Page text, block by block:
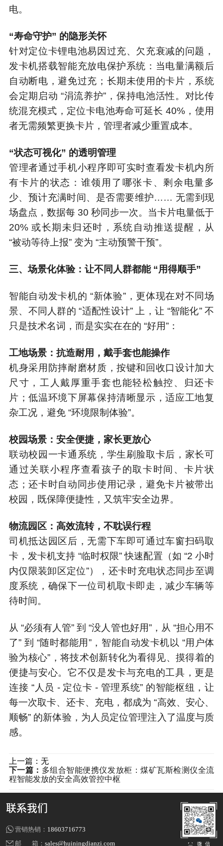
电。
“寿命守护” 的隐形关怀
针对定位卡锂电池易因过充、欠充衰减的问题，
发卡机搭载智能充放电保护系统：当电量满额后
自动断电，避免过充；长期未使用的卡片，系统
会定期启动 “涓流养护”，保持电池活性。对比传
统混充模式，定位卡电池寿命可延长 40%，使用
者无需频繁更换卡片，管理者减少重置成本。
“状态可视化” 的透明管理
管理者通过手机小程序即可实时查看发卡机内所
有卡片的状态：谁领用了哪张卡、剩余电量多
少、预计充满时间、是否需要维护…… 无需到现
场盘点，数据每 30 秒同步一次。当卡片电量低于
20% 或长期未归还时，系统自动推送提醒，从
“被动等待上报” 变为 “主动预警干预”。
三、场景化体验：让不同人群都能 “用得顺手”
智能自动发卡机的 “新体验”，更体现在对不同场
景、不同人群的 “适配性设计” 上，让 “智能化” 不
只是技术名词，而是实实在在的 “好用”：
工地场景：抗造耐用，戴手套也能操作
机身采用防摔耐磨材质，按键和回收口设计加大
尺寸，工人戴厚重手套也能轻松触控、归还卡
片；低温环境下屏幕保持清晰显示，适应工地复
杂工况，避免 “环境限制体验”。
校园场景：安全便捷，家长更放心
联动校园一卡通系统，学生刷脸取卡后，家长可
通过关联小程序查看孩子的取卡时间、卡片状
态；还卡时自动同步使用记录，避免卡片被带出
校园，既保障便捷性，又筑牢安全边界。
物流园区：高效流转，不耽误行程
司机抵达园区后，无需下车即可通过车窗扫码取
卡，发卡机支持 “临时权限” 快速配置（如 “2 小时
内仅限装卸区定位”），还卡时充电状态同步至调
度系统，确保下一位司机取卡即走，减少车辆等
待时间。
从 “必须有人管” 到 “没人管也好用”，从 “担心用不
了” 到 “随时都能用”，智能自动发卡机以 “用户体
验为核心”，将技术创新转化为看得见、摸得着的
便捷与安心。它不仅是发卡与充电的工具，更是
连接 “人员 - 定位卡 - 管理系统” 的智能枢纽，让
每一次取卡、还卡、充电，都成为 “高效、安心、
顺畅” 的新体验，为人员定位管理注入了温度与质
感。
上一篇：无
下一篇： 多组合智能便携仪发放柜：煤矿瓦斯检测仪全流
程智能发放的安全高效管控中枢
联系我们
营销热销： 18603716773
邮 箱： sales@huiningdianzi.com 微 信